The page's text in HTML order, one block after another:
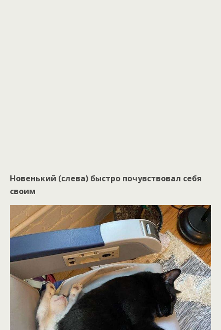
Новенький (слева) быстро почувствовал себя
своим